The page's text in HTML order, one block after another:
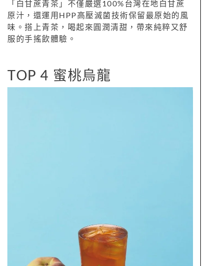
「白甘蔗青茶」不僅嚴選100%台灣在地白甘蔗
原汁，還運用HPP高壓滅菌技術保留最原始的風
味。搭上青茶，喝起來圓潤清甜，帶來純粹又舒
服的手搖飲體驗。
TOP 4 蜜桃烏龍